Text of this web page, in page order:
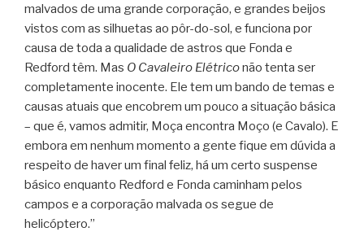
malvados de uma grande corporação, e grandes beijos
vistos com as silhuetas ao pôr-do-sol, e funciona por
causa de toda a qualidade de astros que Fonda e
Redford têm. Mas O Cavaleiro Elétriconão tenta ser
completamente inocente. Ele tem um bando de temas e
causas atuais que encobrem um pouco a situação básica
– que é, vamos admitir, Moça encontra Moço (e Cavalo). E
embora em nenhum momento a gente fique em dúvida a
respeito de haver um final feliz, há um certo suspense
básico enquanto Redford e Fonda caminham pelos
campos e a corporação malvada os segue de
helicóptero.”